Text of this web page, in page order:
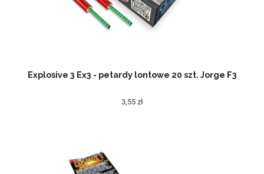
Explosive 3 Ex3 - petardy lontowe 20 szt. Jorge F3
3,55 zł